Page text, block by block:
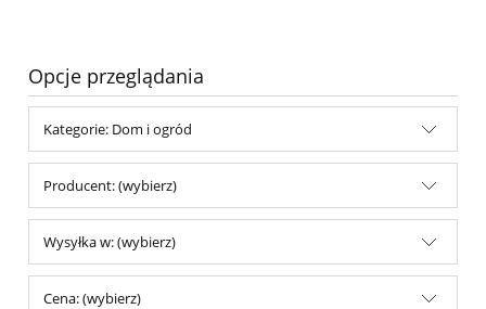
Opcje przeglądania
Kategorie: Dom i ogród
Producent: (wybierz)
Wysyłka w: (wybierz)
Cena: (wybierz)